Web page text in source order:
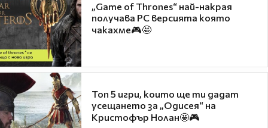
„Game of Thrones“ най-накрая
получава PC версията която
чакахме🎮🤩
Топ 5 игри, които ще ти дадат
усещането за „Одисея“ на
Кристофър Нолан🤩🎮